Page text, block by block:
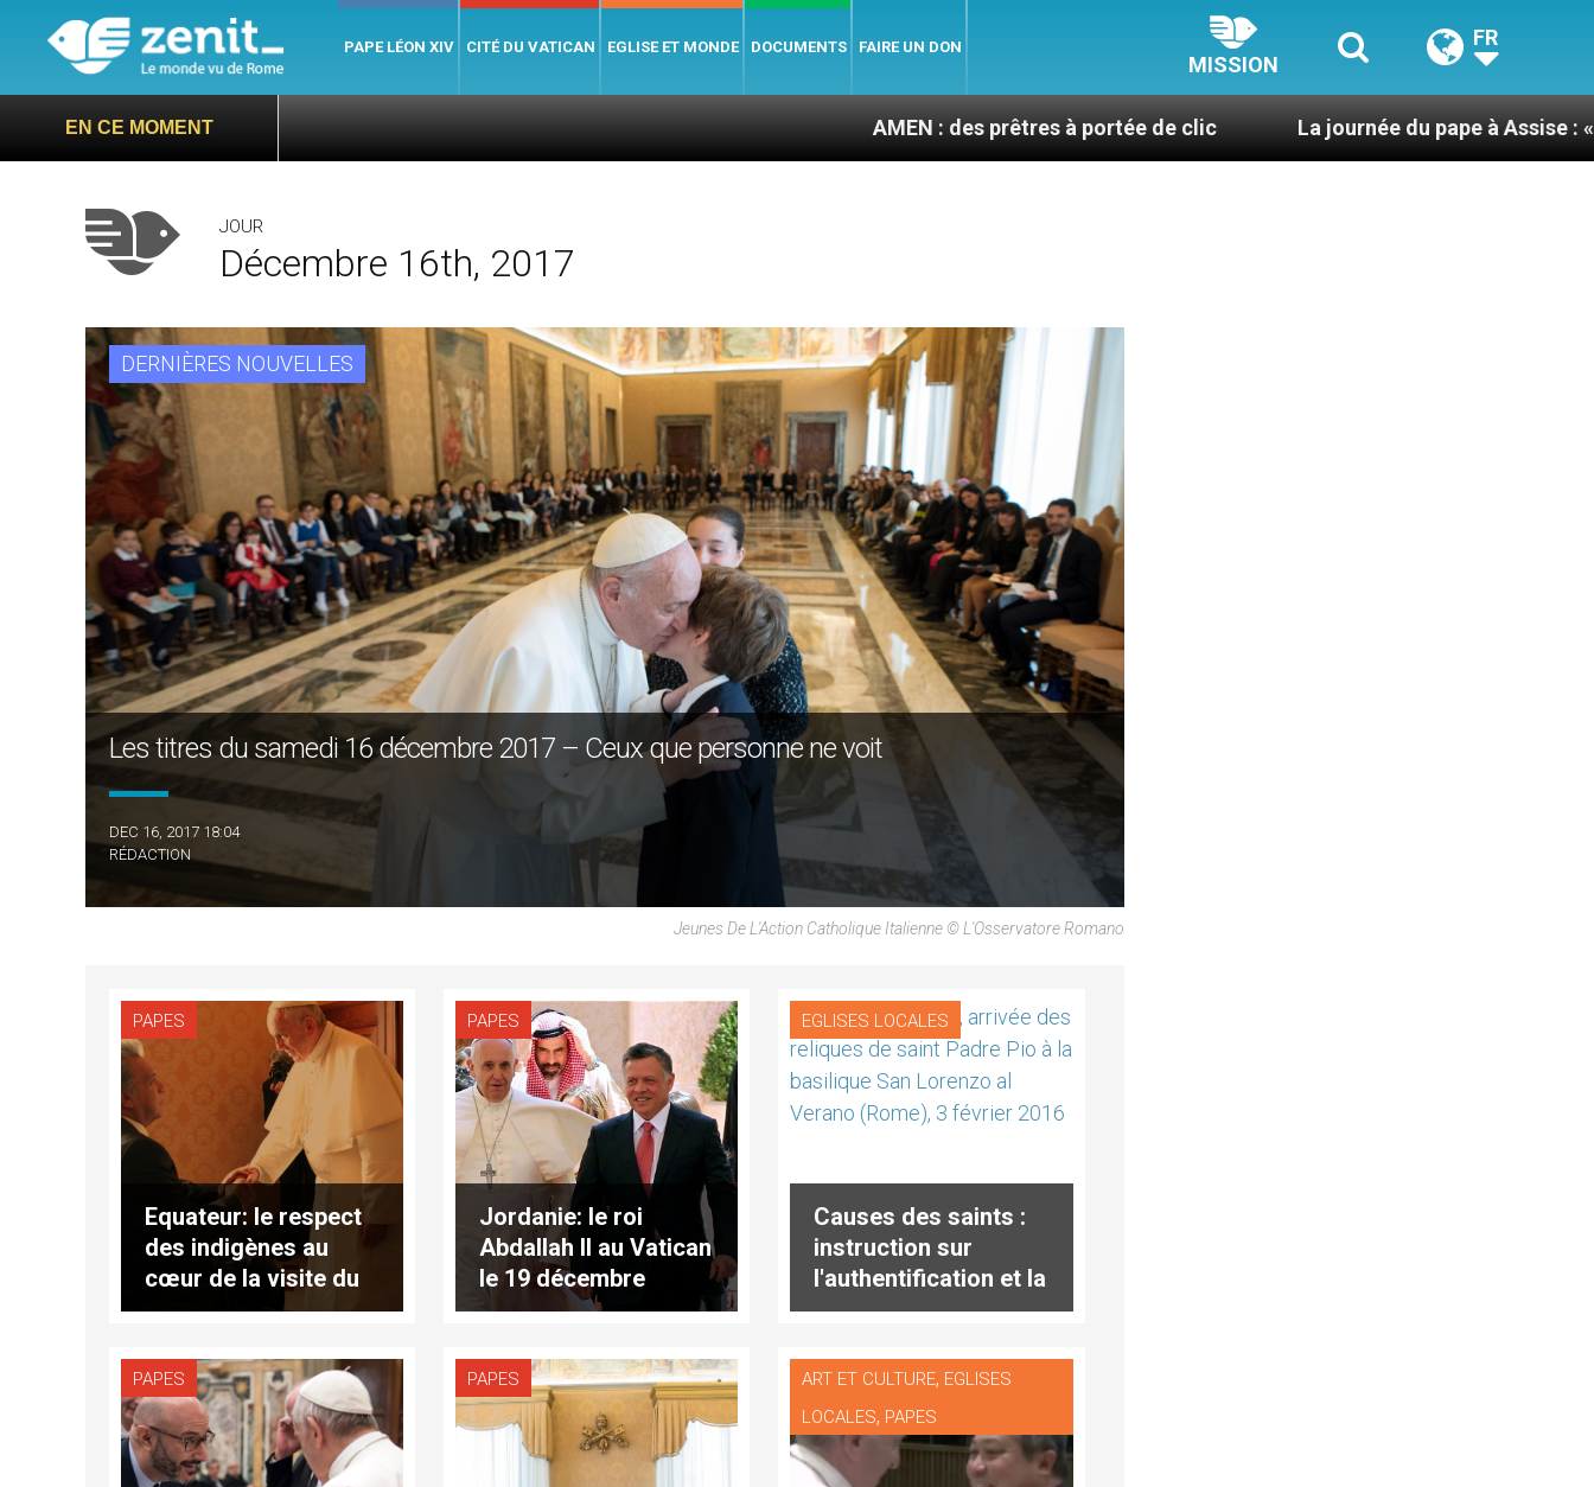
PAPE LÉON XIV CITÉ DU VATICAN EGLISE ET MONDE DOCUMENTS FAIRE UN DON
MISSION
FR
EN CE MOMENT AMEN : des prêtres à portée de clic La journée du pape à Assise : « Allons-y ! Let’s
JOUR
Décembre 16th, 2017
DERNIÈRES NOUVELLES
Les titres du samedi 16 décembre 2017 – Ceux que personne ne voit
DEC 16, 2017 18:04
RÉDACTION
Jeunes De L'Action Catholique Italienne © L'Osservatore Romano
PAPES
Equateur: le respect
des indigènes au
cœur de la visite du
président au Vatican
PAPES
Jordanie: le roi
Abdallah II au Vatican
le 19 décembre
EGLISES LOCALES
Causes des saints :
instruction sur
l'authentification et la
conservation des
PAPES PAPES ART ET CULTURE, EGLISES
LOCALES, PAPES